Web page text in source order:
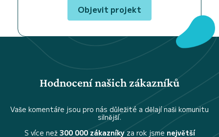
Objevit projekt
Hodnocení našich zákazníků
Vaše komentáře jsou pro nás důležité a dělají naši komunitu
silnější.
S více než 300 000 zákazníkyza rok jsme největší